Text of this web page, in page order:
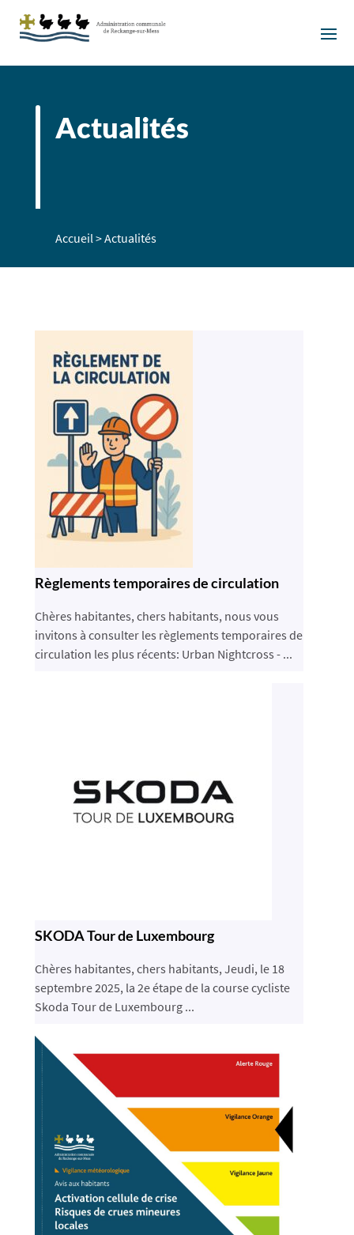
Actualités
Accueil >Actualités
Règlements temporaires de circulation
Chères habitantes, chers habitants, nous vous
invitons à consulter les règlements temporaires de
circulation les plus récents: Urban Nightcross - ...
SKODA Tour de Luxembourg
Chères habitantes, chers habitants, Jeudi, le 18
septembre 2025, la 2e étape de la course cycliste
Skoda Tour de Luxembourg ...